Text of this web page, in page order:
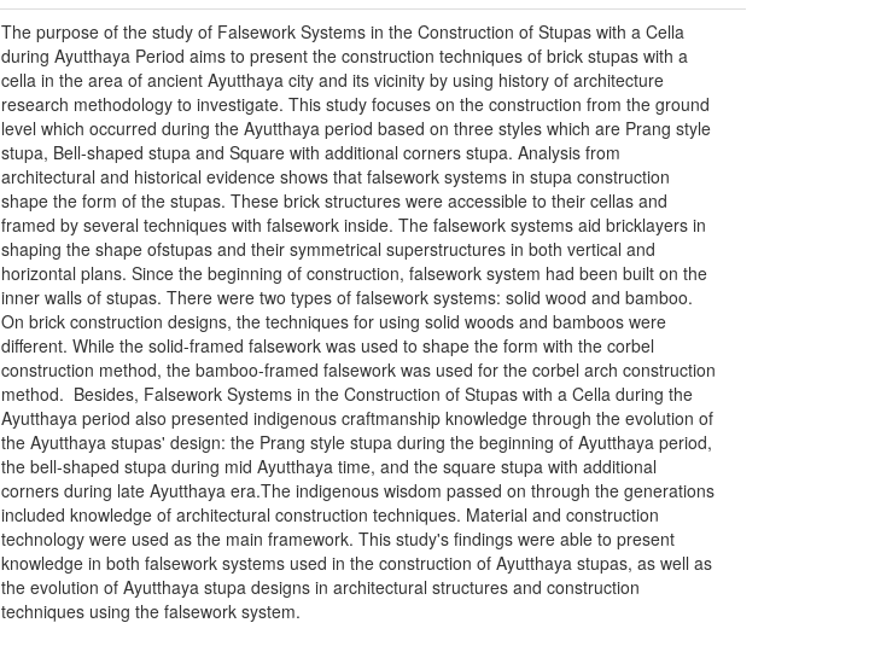
The purpose of the study of Falsework Systems in the Construction of Stupas with a Cella
during Ayutthaya Period aims to present the construction techniques of brick stupas with a
cella in the area of ancient Ayutthaya city and its vicinity by using history of architecture
research methodology to investigate. This study focuses on the construction from the ground
level which occurred during the Ayutthaya period based on three styles which are Prang style
stupa, Bell-shaped stupa and Square with additional corners stupa. Analysis from
architectural and historical evidence shows that falsework systems in stupa construction
shape the form of the stupas. These brick structures were accessible to their cellas and
framed by several techniques with falsework inside. The falsework systems aid bricklayers in
shaping the shape ofstupas and their symmetrical superstructures in both vertical and
horizontal plans. Since the beginning of construction, falsework system had been built on the
inner walls of stupas. There were two types of falsework systems: solid wood and bamboo.
On brick construction designs, the techniques for using solid woods and bamboos were
different. While the solid-framed falsework was used to shape the form with the corbel
construction method, the bamboo-framed falsework was used for the corbel arch construction
method. Besides, Falsework Systems in the Construction of Stupas with a Cella during the
Ayutthaya period also presented indigenous craftmanship knowledge through the evolution of
the Ayutthaya stupas' design: the Prang style stupa during the beginning of Ayutthaya period,
the bell-shaped stupa during mid Ayutthaya time, and the square stupa with additional
corners during late Ayutthaya era.The indigenous wisdom passed on through the generations
included knowledge of architectural construction techniques. Material and construction
technology were used as the main framework. This study's findings were able to present
knowledge in both falsework systems used in the construction of Ayutthaya stupas, as well as
the evolution of Ayutthaya stupa designs in architectural structures and construction
techniques using the falsework system.